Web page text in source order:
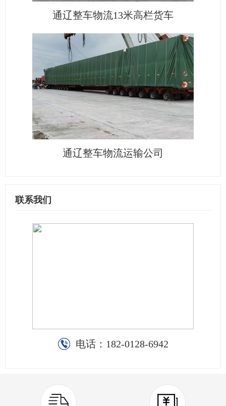
通辽整车物流13米高栏货车
通辽整车物流运输公司
联系我们
电话： 182-0128-6942